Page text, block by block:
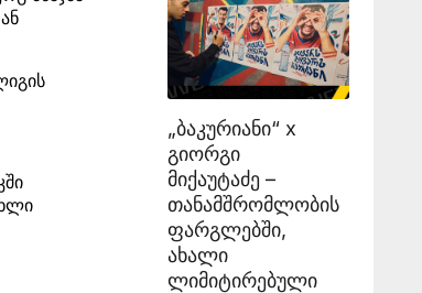
„ბაკურიანი“ x
გიორგი
მიქაუტაძე –
თანამშრომლობის
ფარგლებში,
ახალი
ლიმიტირებული